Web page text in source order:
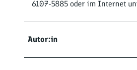
6107-5885 oder im Internet
Autor:in